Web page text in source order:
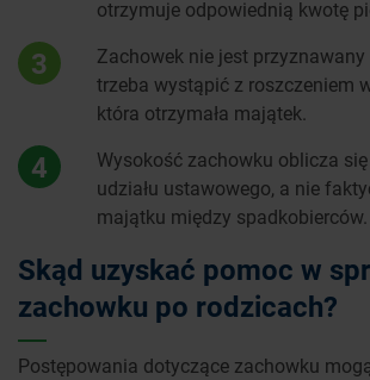
otrzymuje odpowiednią kwotę
3
Zachowek nie jest
trzeba wystąpić z roszczeniem
która otrzymała majątek.
4
Wysokość zachowku oblicza
udziału ustawowego, a nie
majątku między spadkobierców.
Skąd uzyskać pomoc w
zachowku po rodzicach?
Postępowania dotyczące zachowku